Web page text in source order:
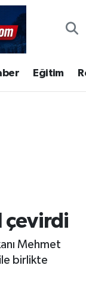
Eğitim
çevirdi
Mehmet
birlikte